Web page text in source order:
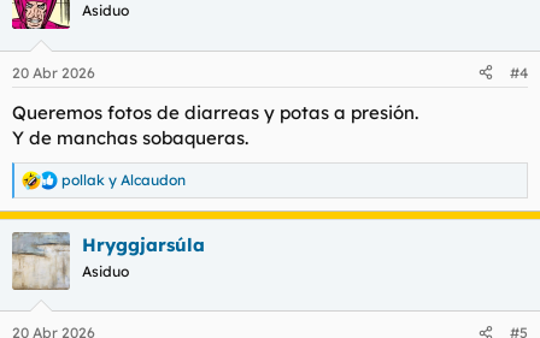
JÓDETE ILG, JAJAJAJAJAJAJJA
Seguiremos informando por el lol.
Asiduo
20 Abr 2026 #4
Queremos fotos de diarreas y potas a presión.
Y de manchas sobaqueras.
R
e
a
c
c
i
pollak y Alcaudon
Hryggjarsúla
Asiduo
20 Abr 2026 #5